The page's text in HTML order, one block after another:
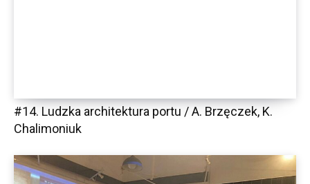
#14. Ludzka architektura portu / A. Brzęczek, K.
Chalimoniuk